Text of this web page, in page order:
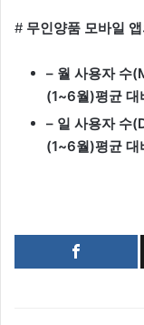
# 무인양품 모바일
– 월 사용자 수
(1~6월)평균 대
– 일 사용자 수
(1~6월)평균 대